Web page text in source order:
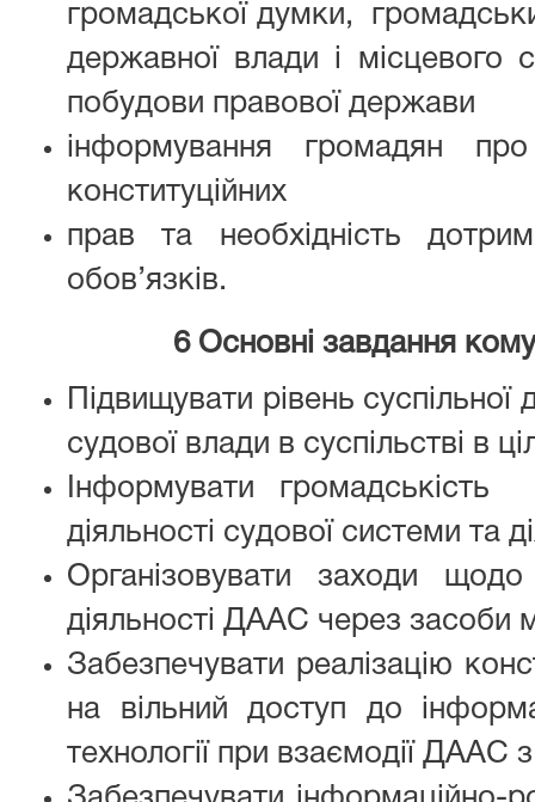
громадської думки,
державної влади і місцевого
побудови правової держави
інформування громадян
конституційних
прав та необхідність
обов’язків.
6 Основні завдання
Підвищувати рівень
судової влади в суспільстві в
Інформувати
діяльності судової системи та
Організовувати заходи щодо
діяльності ДААС через засоби
Забезпечувати реалізацію
на вільний доступ до
технології при взаємодії ДААС